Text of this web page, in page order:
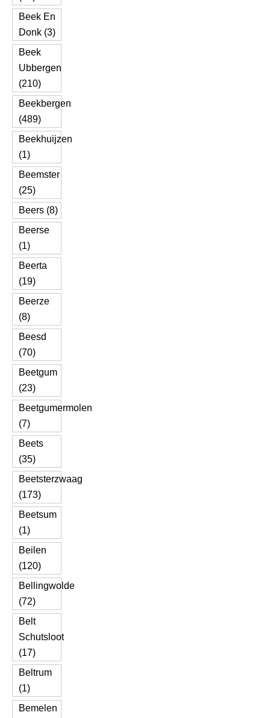
Beek En
Donk (3)
Beek
Ubbergen
(210)
Beekbergen
(489)
Beekhuijzen
(1)
Beemster
(25)
Beers (8)
Beerse
(1)
Beerta
(19)
Beerze
(8)
Beesd
(70)
Beetgum
(23)
Beetgumermolen
(7)
Beets
(35)
Beetsterzwaag
(173)
Beetsum
(1)
Beilen
(120)
Bellingwolde
(72)
Belt
Schutsloot
(17)
Beltrum
(1)
Bemelen